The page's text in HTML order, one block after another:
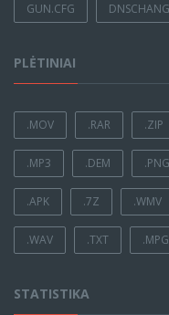
GUN.CFG
PLĖTINIAI
.MOV .RAR .ZIP
.MP3 .DEM .PNG
.APK .7Z .WMV
.WAV .TXT .MPG
STATISTIKA